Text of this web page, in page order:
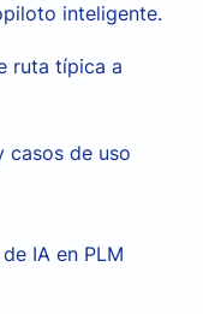
inteligente.
ruta típica a
casos de uso
IA en PLM